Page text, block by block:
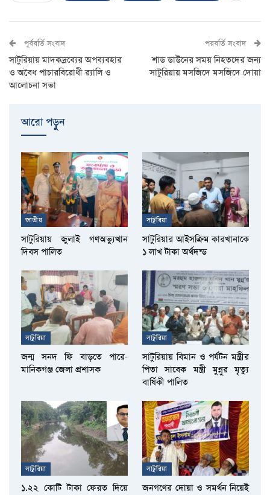
পূর্ববর্তি সংবাদ
সাটুরিয়ায় মাদকদ্রব্যের অপব্যবহার
ও অবৈধ পাচারবিরোধী র‌্যালি ও
আলোচনা সভা
পরবর্তি সংবাদ
শাড ডাউনের সময় নিহতদের জন্য
সাটুরিয়ায় মসজিদে মসজিদে দোয়া
আরো পড়ুুন
জাতীয়
সাটুরিয়ায় জুলাই গণঅভ্যুত্থান
দিবস পালিত
সাটুরিয়া
সাটুরিয়ার আইসক্রিম কারখানাকে
১ লাখ টাকা অর্থদন্ড
সাটুরিয়া
জন্ম সনদ ফি বাড়তে পারে-
মানিকগঞ্জ জেলা প্রশাসক
সাটুরিয়া
সাটুরিয়ায় বিমান ও পর্যটন মন্ত্রীর
পিতা সাবেক মন্ত্রী মুন্নুর মৃত্যু
বার্ষিকী পালিত
সাটুরিয়া
১.২২ কোটি টাকা ফেরত দিয়ে
সাটুরিয়া
জনগণের দোয়া ও সমর্থন নিয়েই